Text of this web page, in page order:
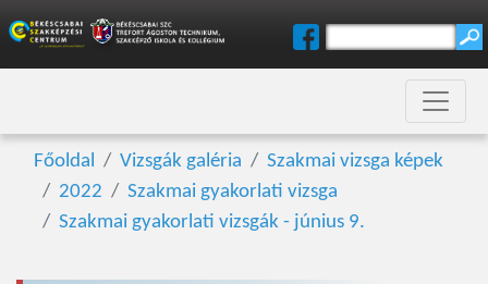
Főoldal Vizsgák galéria
Szakmai vizsga képek
2022
Szakmai gyakorlati vizsga
Szakmai gyakorlati vizsgák - június 9.